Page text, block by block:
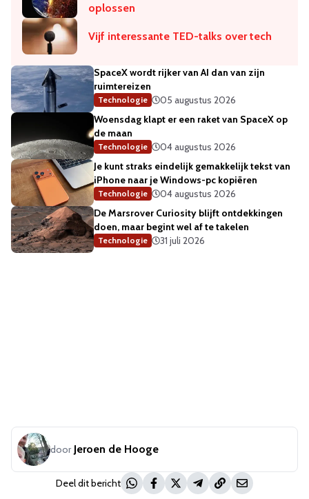
oplossen
Vijf interessante TED-talks over tech
SpaceX wordt rijker van AI dan van zijn
ruimtereizen
Technologie
05 augustus 2026
Woensdag klapt er een raket van SpaceX op
de maan
Technologie
04 augustus 2026
Je kunt straks eindelijk gemakkelijk tekst van
iPhone naar je Windows-pc kopiëren
Technologie
04 augustus 2026
De Marsrover Curiosity blijft ontdekkingen
doen, maar begint wel af te takelen
Technologie 31 juli 2026
door Jeroen de Hooge
Deel dit bericht